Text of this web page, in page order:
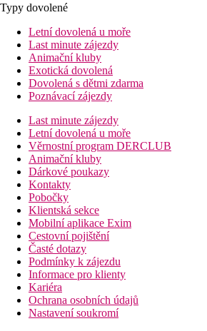
Typy dovolené
Letní dovolená u moře
Last minute zájezdy
Animační kluby
Exotická dovolená
Dovolená s dětmi zdarma
Poznávací zájezdy
Last minute zájezdy
Letní dovolená u moře
Věrnostní program DERCLUB
Animační kluby
Dárkové poukazy
Kontakty
Pobočky
Klientská sekce
Mobilní aplikace Exim
Cestovní pojištění
Časté dotazy
Podmínky k zájezdu
Informace pro klienty
Kariéra
Ochrana osobních údajů
Nastavení soukromí